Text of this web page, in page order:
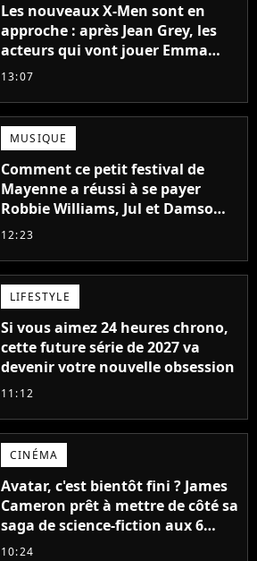
Les nouveaux X-Men sont en
approche : après Jean Grey, les
acteurs qui vont jouer Emma
Frost et Cyclope trouvés !
13:07
MUSIQUE
Comment ce petit festival de
Mayenne a réussi à se payer
Robbie Williams, Jul et Damso
cette année ?
12:23
LIFESTYLE
Si vous aimez 24 heures chrono,
cette future série de 2027 va
devenir votre nouvelle obsession
11:12
CINÉMA
Avatar, c'est bientôt fini ? James
Cameron prêt à mettre de côté sa
saga de science-fiction aux 6
milliards de recettes
10:24